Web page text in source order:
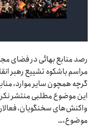
رصد منابع بهائی در فضای
مراسم باشکوه تشییع رهبر
گرچه همچون سایر موارد،
این موضوع مطلبی منتشر
واکنش‌های سخنگویان،
موضوع،…